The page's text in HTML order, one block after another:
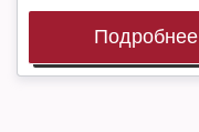
Подробнее